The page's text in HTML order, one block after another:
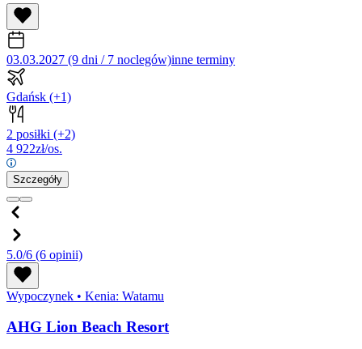
03.03.2027 (9 dni / 7 noclegów)inne terminy
Gdańsk (+1)
2 posiłki (+2)
4 922zł/os.
Szczegóły
5.0/6 (6 opinii)
Wypoczynek • Kenia: Watamu
AHG Lion Beach Resort